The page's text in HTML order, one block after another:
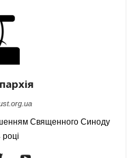
Священного Синоду